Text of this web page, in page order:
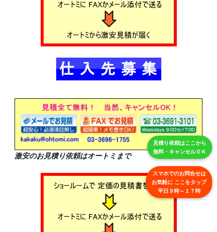
激安のお見積り依頼はオートミまで
見積り依頼はここから
無料・キャンセルＯＫ
スマホでのお問合せは
お気軽に ここをタップ
平日９時～１７時